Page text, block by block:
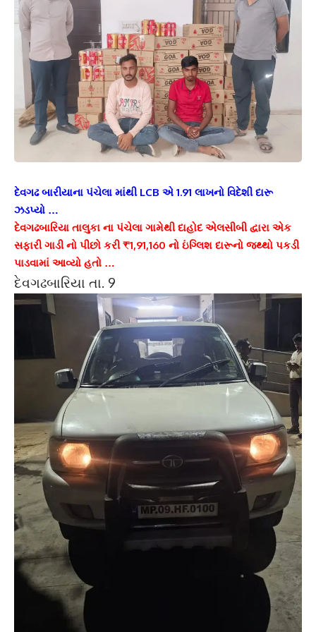
દેવગઢ બારીયાના પંચેલા માંથી LCB એ 1.91 લાખનો વિદેશી દારૂ
ઝડપ્યો …
દેવગઢબારિયા તાલુકા ના પંચેલા ગામેથી દાહોદ એલસીબી દ્વારા એક
સફારી ગાડી નો પીછો કરી ₹1,91,160 નો ઇંગ્લિશ દારૂનો જથ્થો પકડી
પાડવામાં આવ્યો હતો …
દેવગઢબારિયા તા. 9